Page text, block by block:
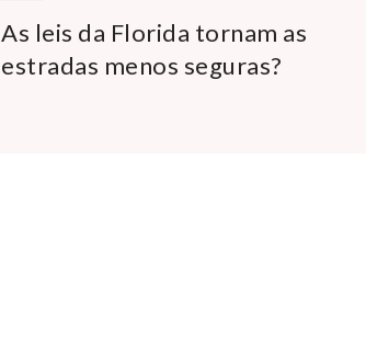
As leis da Florida tornam as
estradas menos seguras?